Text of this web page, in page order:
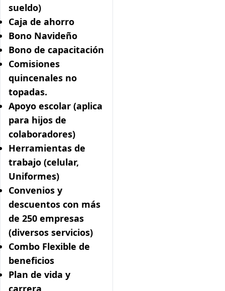
sueldo)
Caja de ahorro
Bono Navideño
Bono de capacitación
Comisiones
quincenales no
topadas.
Apoyo escolar (aplica
para hijos de
colaboradores)
Herramientas de
trabajo (celular,
Uniformes)
Convenios y
descuentos con más
de 250 empresas
(diversos servicios)
Combo Flexible de
beneficios
Plan de vida y
carrera